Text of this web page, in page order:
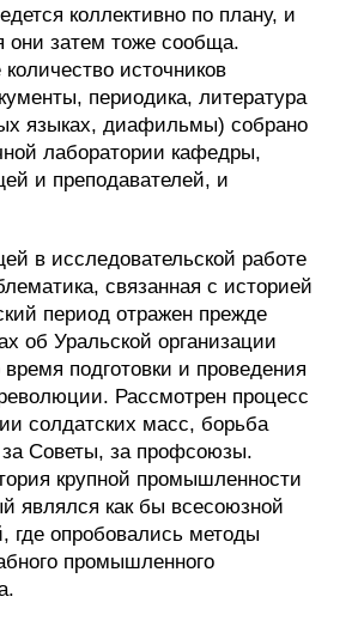
коллективно по плану, и
они затем тоже сообща.
источников
периодика, литература
языках, диафильмы) собрано
лаборатории кафедры,
и преподавателей, и
в исследовательской работе
связанная с историей
период отражен прежде
об Уральской организации
подготовки и проведения
Рассмотрен процесс
солдатских масс, борьба
Советы, за профсоюзы.
крупной промышленности
являлся как бы всесоюзной
где опробовались методы
промышленного